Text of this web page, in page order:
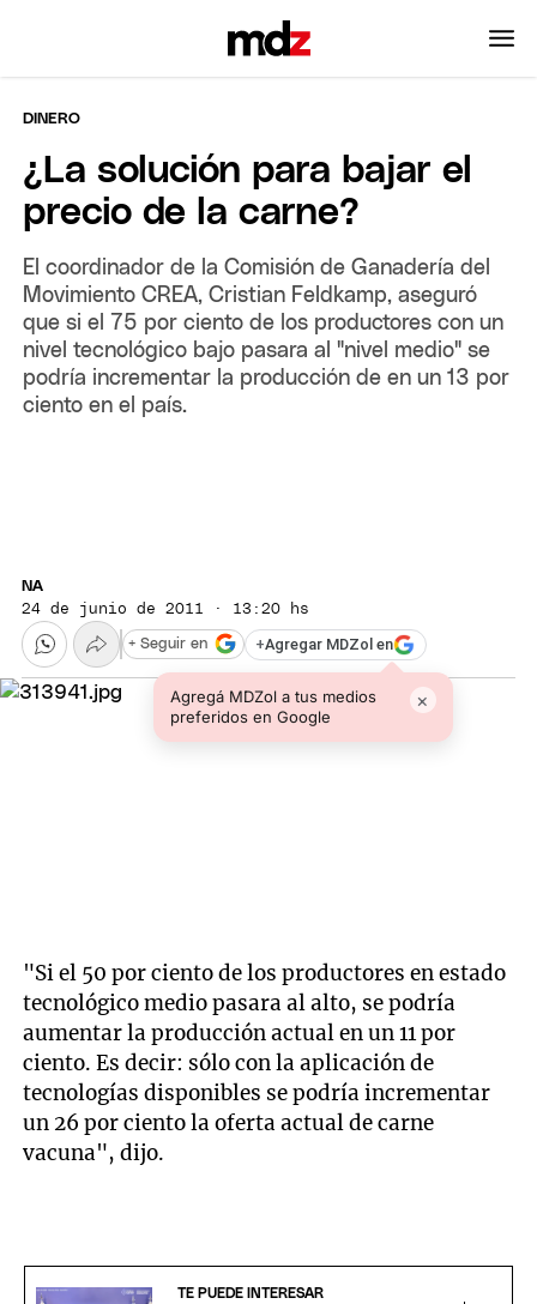
DINERO
¿La solución para bajar el
precio de la carne?
El coordinador de la Comisión de Ganadería del
Movimiento CREA, Cristian Feldkamp, aseguró
que si el 75 por ciento de los productores con un
nivel tecnológico bajo pasara al "nivel medio" se
podría incrementar la producción de en un 13 por
ciento en el país.
NA
24 de junio de 2011 · 13:20 hs
+Agregar MDZol en
Agregá MDZol a tus medios
preferidos en Google
×
+ Seguir en
"Si el 50 por ciento de los productores en estado
tecnológico medio pasara al alto, se podría
aumentar la producción actual en un 11 por
ciento. Es decir: sólo con la aplicación de
tecnologías disponibles se podría incrementar
un 26 por ciento la oferta actual de carne
vacuna", dijo.
TE PUEDE INTERESAR